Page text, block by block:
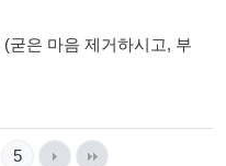
굳은 마음 제거하시고, 부
5